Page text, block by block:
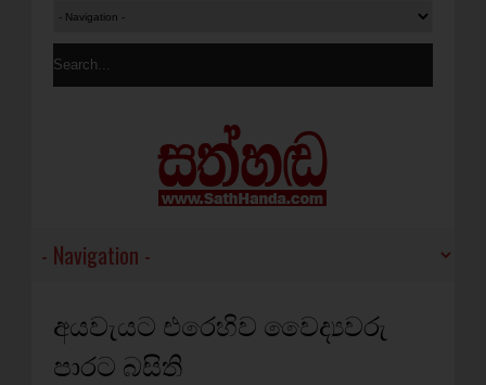
අයවැයට එරෙහිව වෛද්‍යවරු
පාරට බසිති